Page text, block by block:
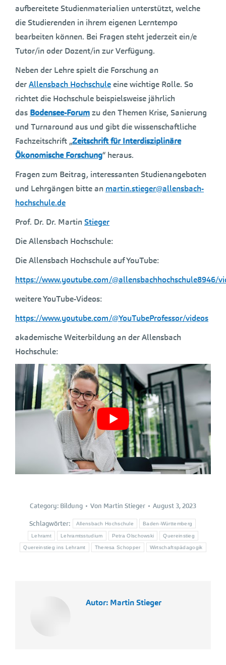
aufbereitete Studienmaterialien unterstützt, welche
die Studierenden in ihrem eigenen Lerntempo
bearbeiten können. Bei Fragen steht jederzeit ein/e
Tutor/in oder Dozent/in zur Verfügung.
Neben der Lehre spielt die Forschung an
derAllensbach Hochschuleeine wichtige Rolle. So
richtet die Hochschule beispielsweise jährlich
das Bodensee-Forumzu den Themen Krise, Sanierung
und Turnaround aus und gibt die wissenschaftliche
Fachzeitschrift „Zeitschrift für Interdisziplinäre
Ökonomische Forschung“ heraus.
Fragen zum Beitrag, interessanten Studienangeboten
und Lehrgängen bitte an martin.stieger@allensbach-
hochschule.de
Prof. Dr. Dr. Martin Stieger
Die Allensbach Hochschule:
Die Allensbach Hochschule auf YouTube:
https://www.youtube.com/@allensbachhochschule8946/
weitere YouTube-Videos:
https://www.youtube.com/@YouTubeProfessor/videos
akademische Weiterbildung an der Allensbach
Hochschule:
Category: Bildung Von Martin Stieger August 3, 2023
Schlagwörter: Allensbach Hochschule Baden-Württemberg
Lehramt Lehramtsstudium Petra Olschowski Quereinstieg
Quereinstieg ins Lehramt Theresa Schopper Wirtschaftspädagogik
Autor: Martin Stieger